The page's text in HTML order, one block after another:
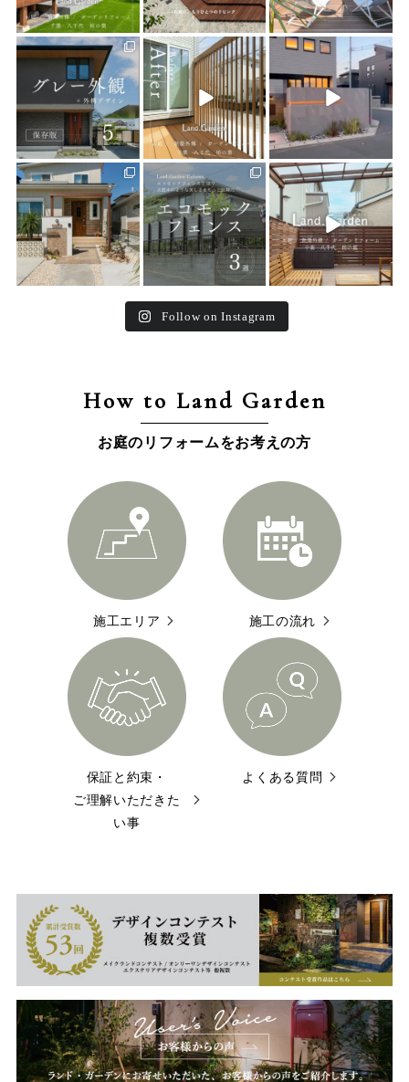
land_garden
22 0
land_garden
22 0
land_garden
22 0
land_garden
25 0
land_garden
15 0
land_garden
32 0
Follow on Instagram
How to Land Garden
お庭のリフォームをお考えの方
施工エリア 施工の流れ
保証と約束・
ご理解いただきた
い事
よくある質問